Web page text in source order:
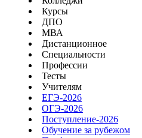
Курсы
ДПО
МВА
Дистанционное
Специальности
Профессии
Тесты
Учителям
ЕГЭ-2026
ОГЭ-2026
Поступление-2026
Обучение за рубежом